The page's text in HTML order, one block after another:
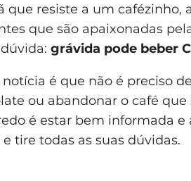
que resiste a um cafézinho,
que são apaixonadas
grávida pode beber
é que não é preciso
ou abandonar o café
é estar bem informada
tire todas as suas dúvidas.